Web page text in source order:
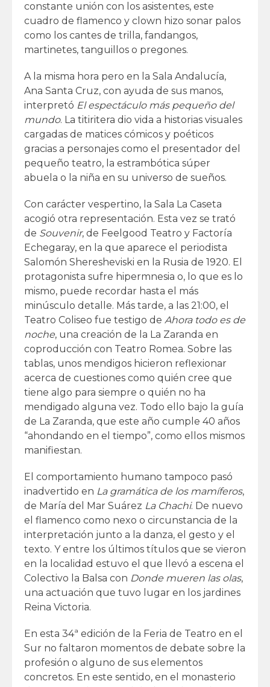
constante unión con los asistentes, este
cuadro de flamenco y clown hizo sonar palos
como los cantes de trilla, fandangos,
martinetes, tanguillos o pregones.
A la misma hora pero en la Sala Andalucía,
Ana Santa Cruz, con ayuda de sus manos,
interpretó El espectáculo más pequeño del
mundo. La titiritera dio vida a historias visuales
cargadas de matices cómicos y poéticos
gracias a personajes como el presentador del
pequeño teatro, la estrambótica súper
abuela o la niña en su universo de sueños.
Con carácter vespertino, la Sala La Caseta
acogió otra representación. Esta vez se trató
de Souvenir, de Feelgood Teatro y Factoría
Echegaray, en la que aparece el periodista
Salomón Sheresheviski en la Rusia de 1920. El
protagonista sufre hipermnesia o, lo que es lo
mismo, puede recordar hasta el más
minúsculo detalle. Más tarde, a las 21:00, el
Teatro Coliseo fue testigo de Ahora todo es de
noche, una creación de la La Zaranda en
coproducción con Teatro Romea. Sobre las
tablas, unos mendigos hicieron reflexionar
acerca de cuestiones como quién cree que
tiene algo para siempre o quién no ha
mendigado alguna vez. Todo ello bajo la guía
de La Zaranda, que este año cumple 40 años
“ahondando en el tiempo”, como ellos mismos
manifiestan.
El comportamiento humano tampoco pasó
inadvertido en La gramática de los mamíferos,
de María del Mar Suárez La Chachi. De nuevo
el flamenco como nexo o circunstancia de la
interpretación junto a la danza, el gesto y el
texto. Y entre los últimos títulos que se vieron
en la localidad estuvo el que llevó a escena el
Colectivo la Balsa con Donde mueren las olas,
una actuación que tuvo lugar en los jardines
Reina Victoria.
En esta 34ª edición de la Feria de Teatro en el
Sur no faltaron momentos de debate sobre la
profesión o alguno de sus elementos
concretos. En este sentido, en el monasterio